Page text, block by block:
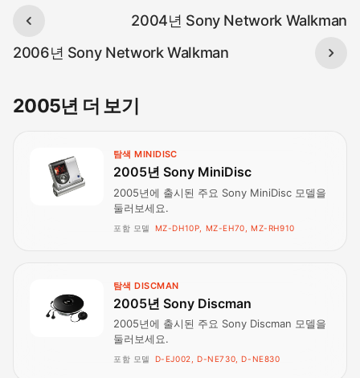
2004년 Sony Network Walkman
2006년 Sony Network Walkman
2005년 더 보기
탐색 MINIDISC
2005년 Sony MiniDisc
2005년에 출시된 주요 Sony MiniDisc 모델을
둘러보세요.
포함 모델 MZ-DH10P, MZ-EH70, MZ-RH910
탐색 DISCMAN
2005년 Sony Discman
2005년에 출시된 주요 Sony Discman 모델을
둘러보세요.
포함 모델 D-EJ002, D-NE730, D-NE830